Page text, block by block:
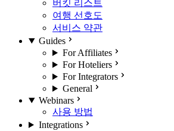
버킷 리스트
여행 선호도
서비스 약관
Guides
For Affiliates
For Hoteliers
For Integrators
General
Webinars
사용 방법
Integrations